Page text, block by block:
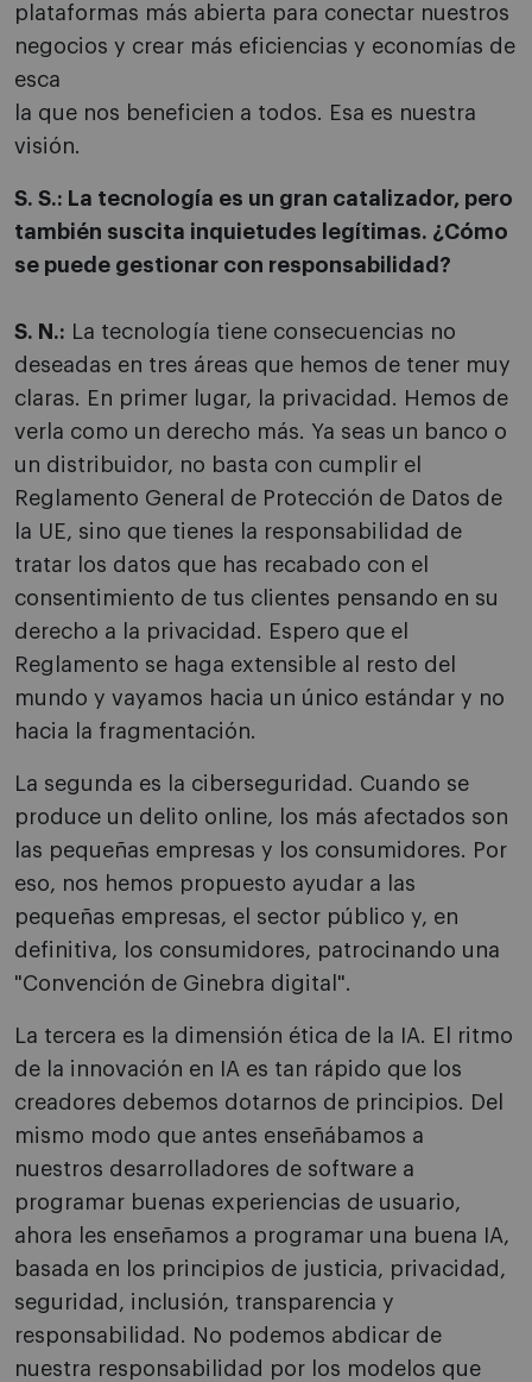
plataformas más abierta para conectar nuestros
negocios y crear más eficiencias y economías de
esca
la que nos beneficien a todos. Esa es nuestra
visión.
S. S.: La tecnología es un gran catalizador, pero
también suscita inquietudes legítimas. ¿Cómo
se puede gestionar con responsabilidad?
S. N.: La tecnología tiene consecuencias no
deseadas en tres áreas que hemos de tener muy
claras. En primer lugar, la privacidad. Hemos de
verla como un derecho más. Ya seas un banco o
un distribuidor, no basta con cumplir el
Reglamento General de Protección de Datos de
la UE, sino que tienes la responsabilidad de
tratar los datos que has recabado con el
consentimiento de tus clientes pensando en su
derecho a la privacidad. Espero que el
Reglamento se haga extensible al resto del
mundo y vayamos hacia un único estándar y no
hacia la fragmentación.
La segunda es la ciberseguridad. Cuando se
produce un delito online, los más afectados son
las pequeñas empresas y los consumidores. Por
eso, nos hemos propuesto ayudar a las
pequeñas empresas, el sector público y, en
definitiva, los consumidores, patrocinando una
"Convención de Ginebra digital".
La tercera es la dimensión ética de la IA. El ritmo
de la innovación en IA es tan rápido que los
creadores debemos dotarnos de principios. Del
mismo modo que antes enseñábamos a
nuestros desarrolladores de software a
programar buenas experiencias de usuario,
ahora les enseñamos a programar una buena IA,
basada en los principios de justicia, privacidad,
seguridad, inclusión, transparencia y
responsabilidad. No podemos abdicar de
nuestra responsabilidad por los modelos que